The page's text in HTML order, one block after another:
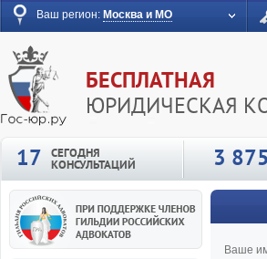
Ваш регион: Москва и МО
БЕСПЛАТНАЯ
ЮРИДИЧЕСКАЯ
17
СЕГОДНЯ
КОНСУЛЬТАЦИЙ 3 875
Ваше